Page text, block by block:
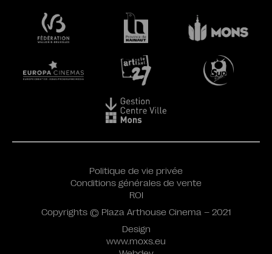
Design
www.moxs.eu
Politique de vie privée
Conditions générales de vente
ROI
Copyrights © Plaza Arthouse Cinema – 2021